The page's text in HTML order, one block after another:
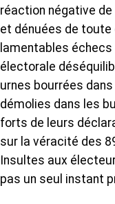
réaction négative
et dénuées de toute
lamentables
électorale
urnes bourrées
démolies dans les
forts de leurs
sur la véracité des
Insultes aux
pas un seul instant